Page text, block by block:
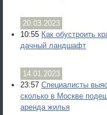
20.03.2023
10:55 Как обустроить
дачный ландшафт
14.01.2023
23:57 Специалисты
сколько в Москве
аренда жилья